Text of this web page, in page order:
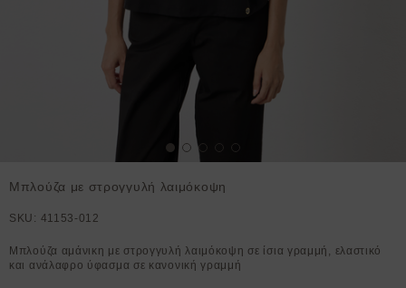
Μπλούζα με στρογγυλή λαιμόκοψη
SKU: 41153-012
Μπλούζα αμάνικη με στρογγυλή λαιμόκοψη σε ίσια γραμμή, ελαστικό
και ανάλαφρο ύφασμα σε κανονική γραμμή